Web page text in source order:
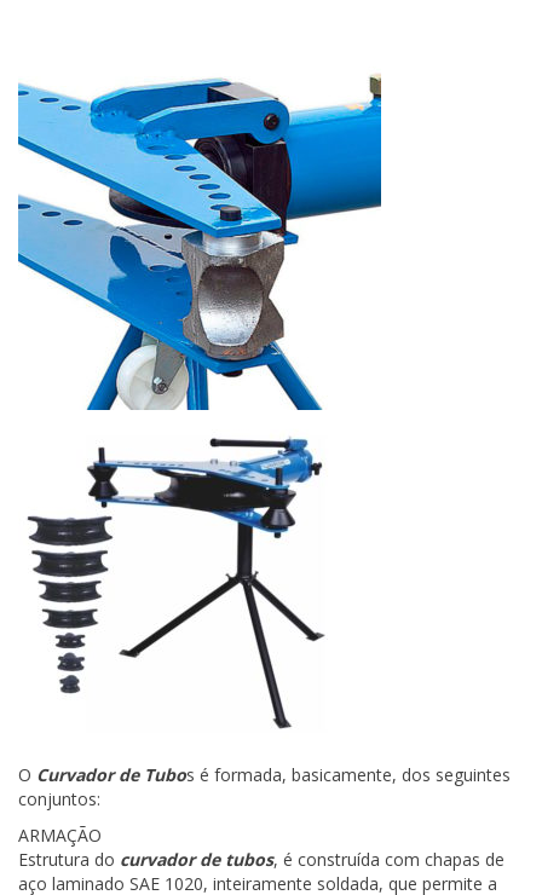
O Curvador de Tubos é formada, basicamente, dos seguintes
conjuntos:
ARMAÇÃO
Estrutura do curvador de tubos, é construída com chapas de
aço laminado SAE 1020, inteiramente soldada, que permite a